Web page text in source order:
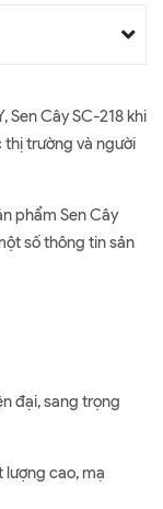
Sen Cây SC-218 khi
trường và người
phẩm Sen Cây
số thông tin sản
đại, sang trọng
cao, mạ